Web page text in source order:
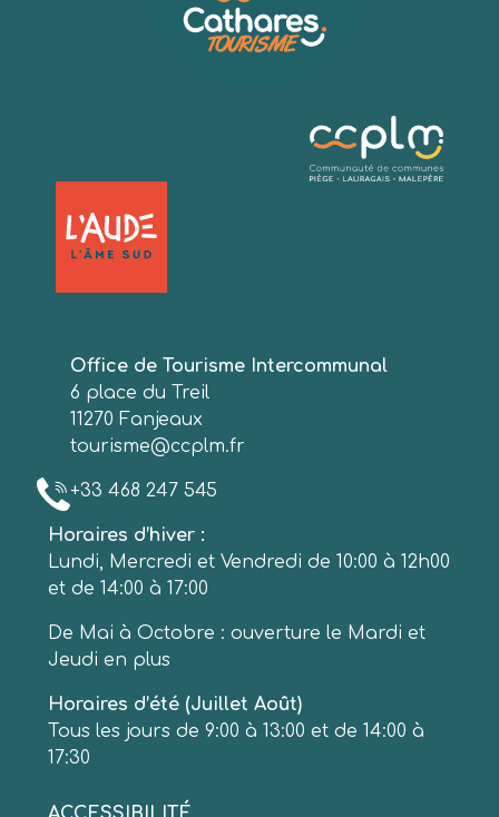
Office de Tourisme Intercommunal
6 place du Treil
11270 Fanjeaux
tourisme@ccplm.fr
+33 468 247 545
Horaires d’hiver :
Lundi, Mercredi et Vendredi de 10:00 à 12h00
et de 14:00 à 17:00
De Mai à Octobre : ouverture le Mardi et
Jeudi en plus
Horaires d’été (Juillet Août)
Tous les jours de 9:00 à 13:00 et de 14:00 à
17:30